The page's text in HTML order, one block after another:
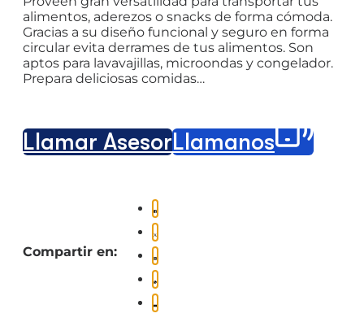
alimentos, aderezos o snacks de forma cómoda.
Gracias a su diseño funcional y seguro en forma
circular evita derrames de tus alimentos. Son
aptos para lavavajillas, microondas y congelador.
Prepara deliciosas comidas…
Llamar AsesorLlámanos
Compartir en: